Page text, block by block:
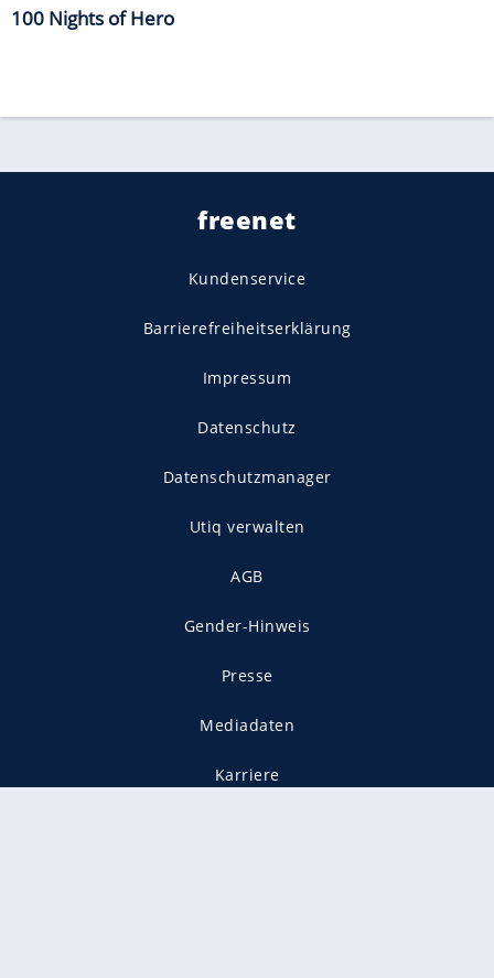
100 Nights of Hero
freenet
Kundenservice
Barrierefreiheitserklärung
Impressum
Datenschutz
Datenschutzmanager
Utiq verwalten
AGB
Gender-Hinweis
Presse
Mediadaten
Karriere